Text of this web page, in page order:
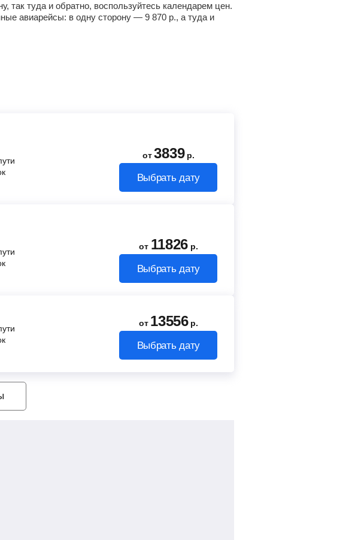
так туда и обратно, воспользуйтесь календарем цен.
авиарейсы: в одну сторону — 9 870 р., а туда и
от3839 р.
Выбрать дату
от 11826 р.
Выбрать дату
от 13556 р.
Выбрать дату